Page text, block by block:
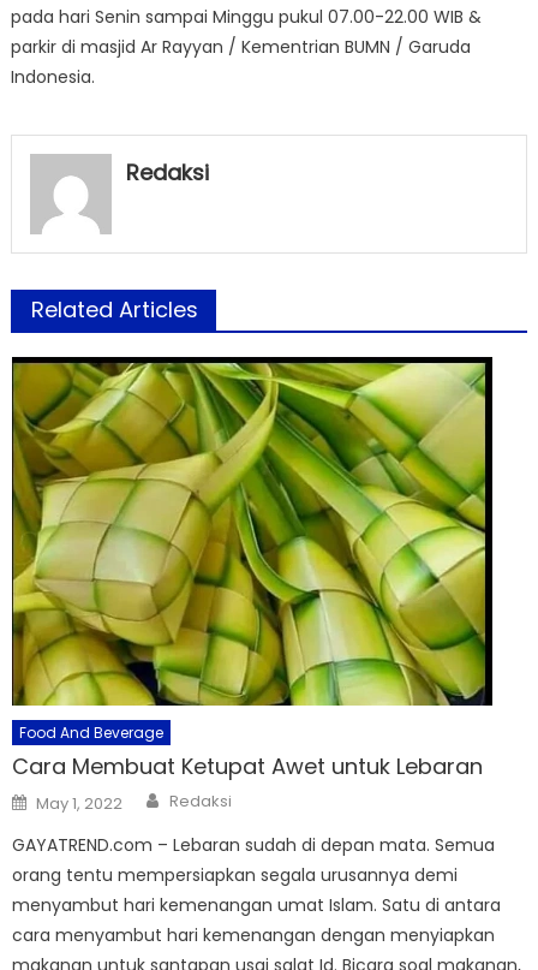
pada hari Senin sampai Minggu pukul 07.00-22.00 WIB &
parkir di masjid Ar Rayyan / Kementrian BUMN / Garuda
Indonesia.
Redaksi
Related Articles
Food And Beverage
Cara Membuat Ketupat Awet untuk Lebaran
Posted
on
May 1, 2022 Author
Redaksi
GAYATREND.com – Lebaran sudah di depan mata. Semua
orang tentu mempersiapkan segala urusannya demi
menyambut hari kemenangan umat Islam. Satu di antara
cara menyambut hari kemenangan dengan menyiapkan